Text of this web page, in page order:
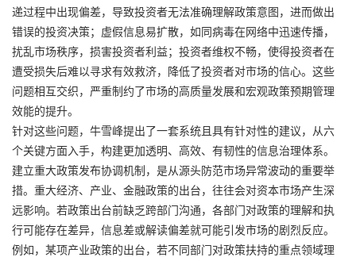
递过程中出现偏差，导致投资者无法准确理解政策意图，进而做出
错误的投资决策；虚假信息易扩散，如同病毒在网络中迅速传播，
扰乱市场秩序，损害投资者利益；投资者维权不畅，使得投资者在
遭受损失后难以寻求有效救济，降低了投资者对市场的信心。这些
问题相互交织，严重制约了市场的高质量发展和宏观政策预期管理
效能的提升。
针对这些问题，牛雪峰提出了一套系统且具有针对性的建议，从六
个关键方面入手，构建更加透明、高效、有韧性的信息治理体系。
建立重大政策发布协调机制，是从源头防范市场异常波动的重要举
措。重大经济、产业、金融政策的出台，往往会对资本市场产生深
远影响。若政策出台前缺乏跨部门沟通，各部门对政策的理解和执
行可能存在差异，信息差或解读偏差就可能引发市场的剧烈反应。
例如，某项产业政策的出台，若不同部门对政策扶持的重点领域理